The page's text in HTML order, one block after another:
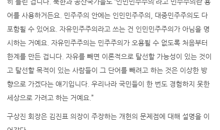
어를 사용하거든요. 민주주의 안에는 인민민주주의, 대중민주주의도 다
포함될 수 있어요. 자유민주주의라고 쓰는 건 인민민주주의가 아님을 명
시하는 거예요. 자유민주주의는 민주주의가 오용될 수 없도록 처음부터
한계를 만든 겁니다. 자유를 빼면 이론적으로 탈선할 가능성이 있는 것이
고 탈선할 목적이 있는 사람들이 그 단어를 빼려고 하는 것은 이상한 방
향으로 가겠다는 얘기입니다. 우리나라 국민들이 한 번도 경험하지 못한
세상으로 가려고 하는 거예요.”
구상진 회장은 김진표 의장이 주장하는 개헌의 문제점에 대해 설명을 이